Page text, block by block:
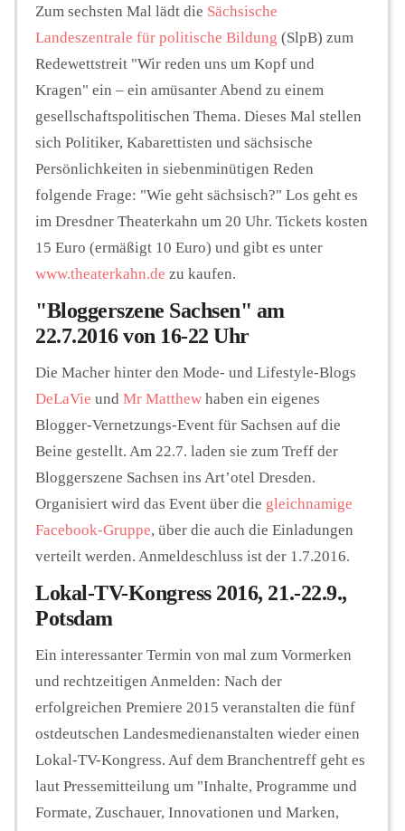
Zum sechsten Mal lädt die Sächsische
Landeszentrale für politische Bildung (SlpB) zum
Redewettstreit "Wir reden uns um Kopf und
Kragen" ein – ein amüsanter Abend zu einem
gesellschaftspolitischen Thema. Dieses Mal stellen
sich Politiker, Kabarettisten und sächsische
Persönlichkeiten in siebenminütigen Reden
folgende Frage: "Wie geht sächsisch?" Los geht es
im Dresdner Theaterkahn um 20 Uhr. Tickets kosten
15 Euro (ermäßigt 10 Euro) und gibt es unter
www.theaterkahn.de zu kaufen.
"Bloggerszene Sachsen" am
22.7.2016 von 16-22 Uhr
Die Macher hinter den Mode- und Lifestyle-Blogs
DeLaVie und Mr Matthew haben ein eigenes
Blogger-Vernetzungs-Event für Sachsen auf die
Beine gestellt. Am 22.7. laden sie zum Treff der
Bloggerszene Sachsen ins Art’otel Dresden.
Organisiert wird das Event über die gleichnamige
Facebook-Gruppe, über die auch die Einladungen
verteilt werden. Anmeldeschluss ist der 1.7.2016.
Lokal-TV-Kongress 2016, 21.-22.9.,
Potsdam
Ein interessanter Termin von mal zum Vormerken
und rechtzeitigen Anmelden: Nach der
erfolgreichen Premiere 2015 veranstalten die fünf
ostdeutschen Landesmedienanstalten wieder einen
Lokal-TV-Kongress. Auf dem Branchentreff geht es
laut Pressemitteilung um "Inhalte, Programme und
Formate, Zuschauer, Innovationen und Marken,